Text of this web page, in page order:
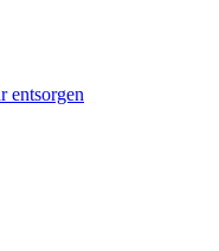
entsorgen